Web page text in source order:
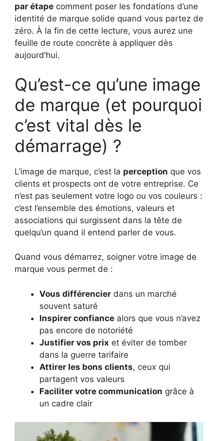
par étape comment poser les fondations d’une
identité de marque solide quand vous partez de
zéro. À la fin de cette lecture, vous aurez une
feuille de route concrète à appliquer dès
aujourd’hui.
Qu’est-ce qu’une image
de marque (et pourquoi
c’est vital dès le
démarrage) ?
L’image de marque, c’est la perception que vos
clients et prospects ont de votre entreprise. Ce
n’est pas seulement votre logo ou vos couleurs :
c’est l’ensemble des émotions, valeurs et
associations qui surgissent dans la tête de
quelqu’un quand il entend parler de vous.
Quand vous démarrez, soigner votre image de
marque vous permet de :
Vous différencier dans un marché
souvent saturé
Inspirer confiance alors que vous n’avez
pas encore de notoriété
Justifier vos prix et éviter de tomber
dans la guerre tarifaire
Attirer les bons clients, ceux qui
partagent vos valeurs
Faciliter votre communication grâce à
un cadre clair